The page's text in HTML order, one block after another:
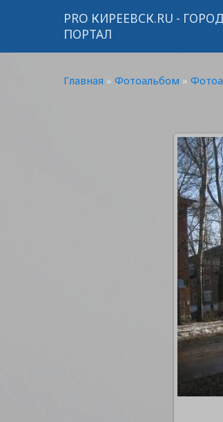
PRO КИРЕЕВСК.RU -
ПОРТАЛ
Главная » Фотоальбом »